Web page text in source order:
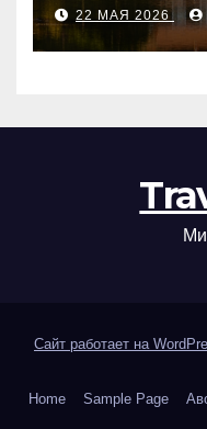
22 МАЯ 2026
Сайт работает на
Home Sample Page